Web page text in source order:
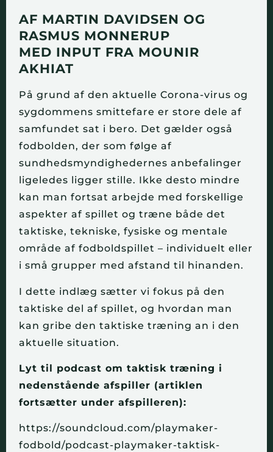
AF MARTIN DAVIDSEN OG
RASMUS MONNERUP
MED INPUT FRA MOUNIR
AKHIAT
På grund af den aktuelle Corona-virus og
sygdommens smittefare er store dele af
samfundet sat i bero. Det gælder også
fodbolden, der som følge af
sundhedsmyndighedernes anbefalinger
ligeledes ligger stille. Ikke desto mindre
kan man fortsat arbejde med forskellige
aspekter af spillet og træne både det
taktiske, tekniske, fysiske og mentale
område af fodboldspillet – individuelt eller
i små grupper med afstand til hinanden.
I dette indlæg sætter vi fokus på den
taktiske del af spillet, og hvordan man
kan gribe den taktiske træning an i den
aktuelle situation.
Lyt til podcast om taktisk træning i
nedenstående afspiller (artiklen
fortsætter under afspilleren):
https://soundcloud.com/playmaker-
fodbold/podcast-playmaker-taktisk-